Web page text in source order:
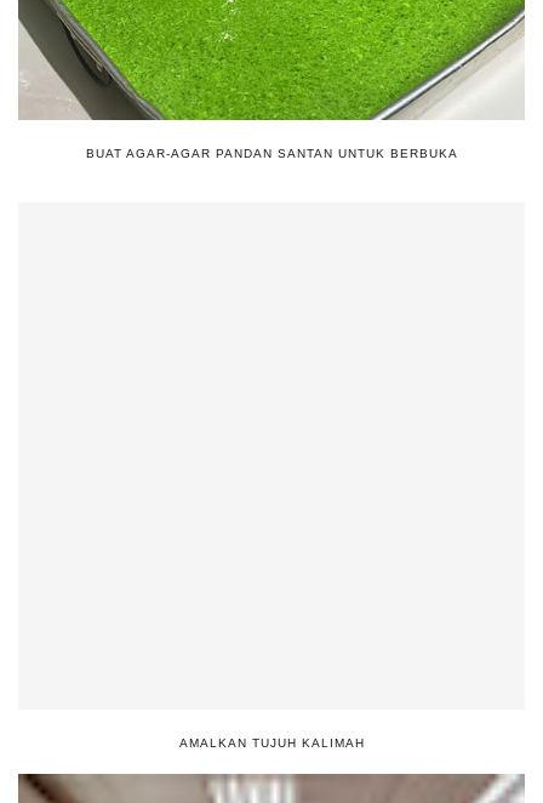
BUAT AGAR-AGAR PANDAN SANTAN UNTUK BERBUKA
AMALKAN TUJUH KALIMAH